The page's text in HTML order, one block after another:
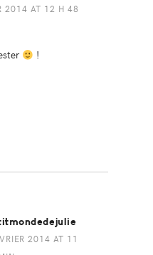
2014 AT 12 H 48
!
2014 AT 11